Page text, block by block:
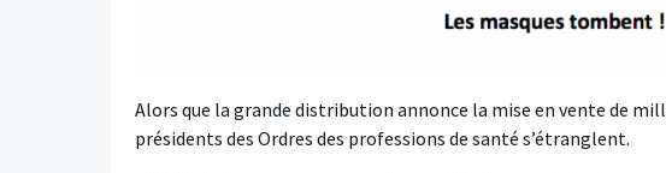
Alors que la grande distribution annonce la mise en vente de
présidents des Ordres des professions de santé s’étranglent.